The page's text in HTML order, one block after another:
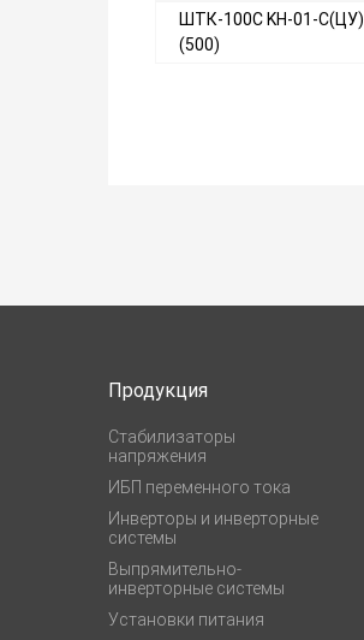
ШТК-100С KН-01-С(ЦУ)
(500)
Продукция
Стабилизаторы
напряжения
ИБП переменного тока
Инверторы и инверторные
системы
Выпрямительно-
инверторные системы
Установки питания